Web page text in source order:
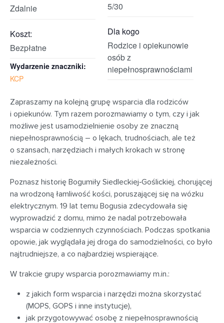
Zdalnie
Koszt:
Bezpłatne
Wydarzenie znaczniki:
KCP
5/30
Dla kogo
Rodzice i opiekunowie
osób z
niepełnosprawnościami
Zapraszamy na kolejną grupę wsparcia dla rodziców
i opiekunów. Tym razem porozmawiamy o tym, czy i jak
możliwe jest usamodzielnienie osoby ze znaczną
niepełnosprawnością – o lękach, trudnościach, ale też
o szansach, narzędziach i małych krokach w stronę
niezależności.
Poznasz historię Bogumiły Siedleckiej‑Goślickiej, chorującej
na wrodzoną łamliwość kości, poruszającej się na wózku
elektrycznym. 19 lat temu Bogusia zdecydowała się
wyprowadzić z domu, mimo że nadal potrzebowała
wsparcia w codziennych czynnościach. Podczas spotkania
opowie, jak wyglądała jej droga do samodzielności, co było
najtrudniejsze, a co najbardziej wspierające.
W trakcie grupy wsparcia porozmawiamy m.in.:
z jakich form wsparcia i narzędzi można skorzystać
(MOPS, GOPS i inne instytucje),
jak przygotowywać osobę z niepełnosprawnością